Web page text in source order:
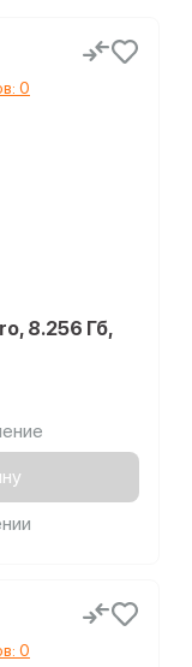
0
8.256 Гб,
0